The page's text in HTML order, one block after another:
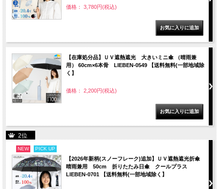
価格： 3,780円(税込)
【在庫処分品】ＵＶ遮熱遮光 大きいミニ傘 （晴雨兼
用） 60cm×6本骨 LIEBEN-0549 【送料無料(一部地域除
く】
価格： 2,200円(税込)
2位
NEW PICK UP
【2026年新柄(スノーフレーク)追加】ＵＶ遮熱遮光折傘
晴雨兼用 50cm 折りたたみ日傘 クールプラス
LIEBEN-0701 【送料無料(一部地域除く】